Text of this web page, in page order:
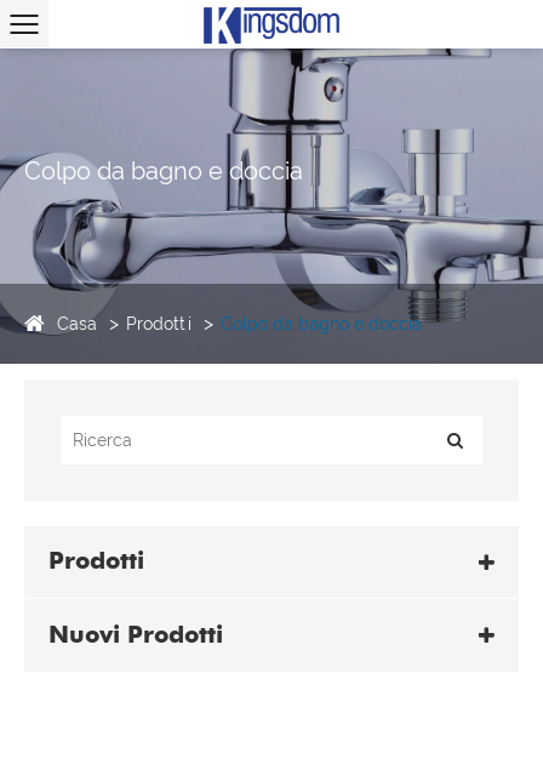
Colpo da bagno e doccia
Casa Prodotti Colpo da bagno e doccia
Prodotti
Nuovi Prodotti